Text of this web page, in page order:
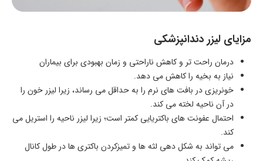
مزایای لیزر دندانپزشکی
درمان راحت تر و کاهش ناراحتی و زمان بهبودی برای بیماران
نیاز به بخیه را کاهش می دهد.
خونریزی در بافت‌ های نرم را به حداقل می‌ رساند، زیرا لیزر خون را
در آن ناحیه لخته می کند.
احتمال عفونت‌ های باکتریایی کمتر است؛ زیرا لیزر ناحیه را استریل می‌
کند.
می‌ تواند به شکل‌ دهی لثه‌ ها و تمیزکردن باکتری‌ ها در طول کانال